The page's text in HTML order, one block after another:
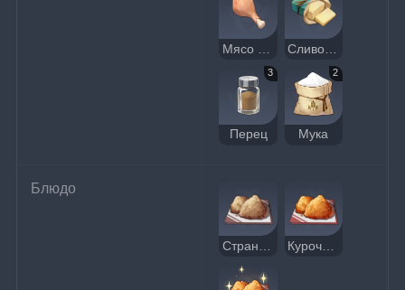
3
Перец
2
Мука
Блюдо